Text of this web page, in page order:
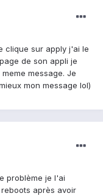
clique sur apply j'ai le
de son appli je
message. Je
mon message lol)
problème je l'ai
après avoir